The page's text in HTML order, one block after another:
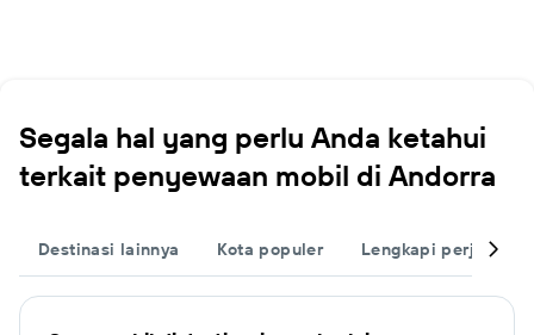
Segala hal yang perlu Anda ketahui
terkait penyewaan mobil di Andorra
Destinasi lainnya Kota populer Lengkapi